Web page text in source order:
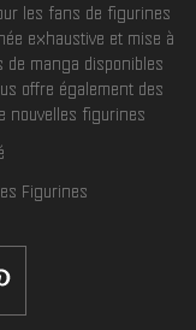
les fans de figurines
exhaustive et mise à
manga disponibles
offre également des
nouvelles figurines
Figurines